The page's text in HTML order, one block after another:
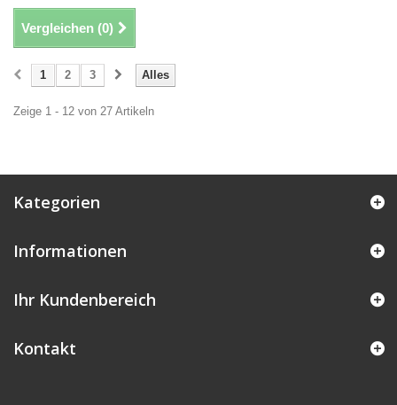
Vergleichen (0)
Alles
1 2 3
Zeige 1 - 12 von 27 Artikeln
Kategorien
Informationen
Ihr Kundenbereich
Kontakt